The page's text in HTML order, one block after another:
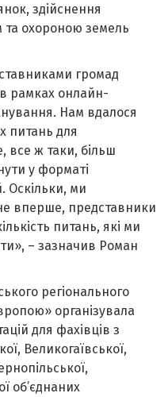
здійснення
охороною земель
громад
рамках онлайн-
Нам вдалося
питань для
все ж таки, більш
у форматі
Оскільки, ми
вперше, представники
питань, які ми
– зазначив Роман
регіонального
організувала
для фахівців з
Великогаївської,
об’єднаних